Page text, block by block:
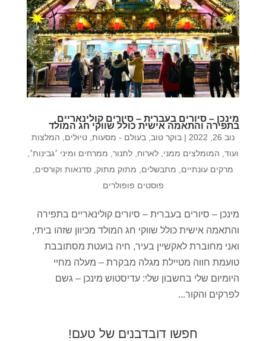
מינכן – סיורים בעברית – סיורים קולינאריים
בתפירה והתאמה אישית כולל שווקי חג המולד
נוב 26, 2022 | בוקר טוב
בעולם - מסעות, טיולים, המלצות
ועוד המומלצים ממני לארוח לתנור ממרחים ומיני ׳גבינות׳
מרקים עונתיים
מתבשלים מתוק מתוק סדנאות וקורסים
פוסטים פופולרים
מינכן – סיורים בעברית – סיורים קולינאריים בתפירה
והתאמה אישית כולל שווקי חג המולד מכיוון שזהו ביתי,
ואני מחוברת לאקשיין בעיר, חיה בועטת מסתובבת
טועמת חווה מטיילת מגלה מבקרת – מעלה מחיי
היומיום שלי בחשבון שלי: עדיסטוש מינכן – גשם
לפרקים והקור...
חפשו דובדבנים של טעם!